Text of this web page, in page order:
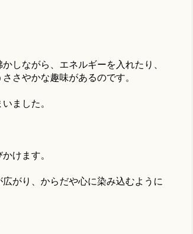
しながら、エネルギーを入れたり、
さやかな趣味があるのです。
ました。
けます。
がり、からだや心に染み込むように